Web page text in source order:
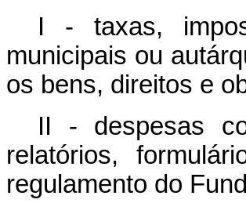
I - taxas,
municipais ou
os bens, direitos e
II - despesas
relatórios,
regulamento do